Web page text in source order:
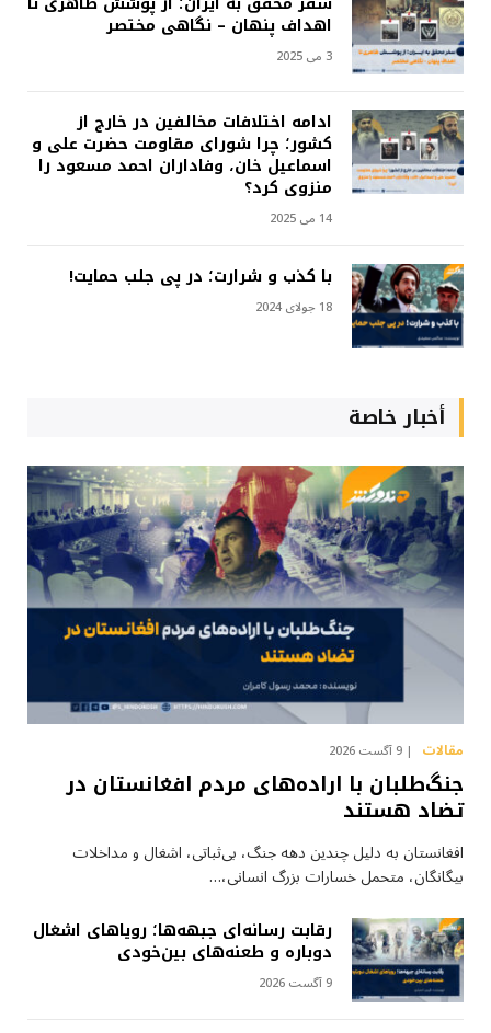
اهداف پنهان – نگاهی مختصر
3 می 2025
ادامه اختلافات مخالفین در خارج از
کشور؛ چرا شورای مقاومت حضرت علی و
اسماعیل خان، وفاداران احمد مسعود را
منزوی کرد؟
14 می 2025
با کذب و شرارت؛ در پی جلب حمایت!
18 جولای 2024
أخبار خاصة
مقالات 9 آگست 2026
جنگ‌طلبان با اراده‌های مردم افغانستان در
تضاد هستند
افغانستان به دلیل چندین دهه جنگ، بی‌ثباتی، اشغال و مداخلات
بیگانگان، متحمل خسارات بزرگ انسانی،…
رقابت رسانه‌ای جبهه‌ها؛ رویاهای اشغال
دوباره و طعنه‌های بین‌خودی
9 آگست 2026